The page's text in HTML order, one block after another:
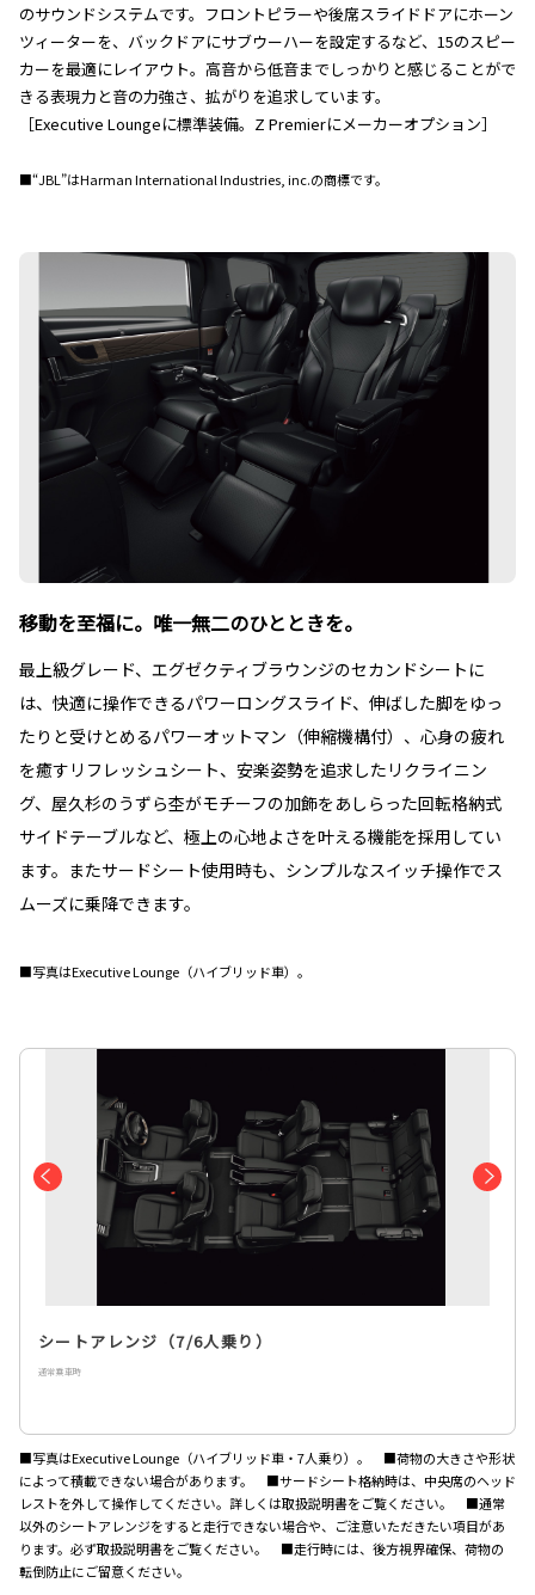
のサウンドシステムです。フロントピラーや後席スライドドアにホーン
ツィーターを、バックドアにサブウーハーを設定するなど、15のスピー
カーを最適にレイアウト。高音から低音までしっかりと感じることがで
きる表現力と音の力強さ、拡がりを追求しています。
［Executive Loungeに標準装備。Z Premierにメーカーオプション］
■“JBL”はHarman International Industries, inc.の商標です。
移動を至福に。唯一無二のひとときを。
最上級グレード、エグゼクティブラウンジのセカンドシートに
は、快適に操作できるパワーロングスライド、伸ばした脚をゆっ
たりと受けとめるパワーオットマン（伸縮機構付）、心身の疲れ
を癒すリフレッシュシート、安楽姿勢を追求したリクライニン
グ、屋久杉のうずら杢がモチーフの加飾をあしらった回転格納式
サイドテーブルなど、極上の心地よさを叶える機能を採用してい
ます。またサードシート使用時も、シンプルなスイッチ操作でス
ムーズに乗降できます。
■写真はExecutive Lounge（ハイブリッド車）。
シートアレンジ（7/6人乗り）
通常乗車時
■写真はExecutive Lounge（ハイブリッド車・7人乗り）。 ■荷物の大きさや形状
によって積載できない場合があります。 ■サードシート格納時は、中央席のヘッド
レストを外して操作してください。詳しくは取扱説明書をご覧ください。 ■通常
以外のシートアレンジをすると走行できない場合や、ご注意いただきたい項目があ
ります。必ず取扱説明書をご覧ください。 ■走行時には、後方視界確保、荷物の
転倒防止にご留意ください。